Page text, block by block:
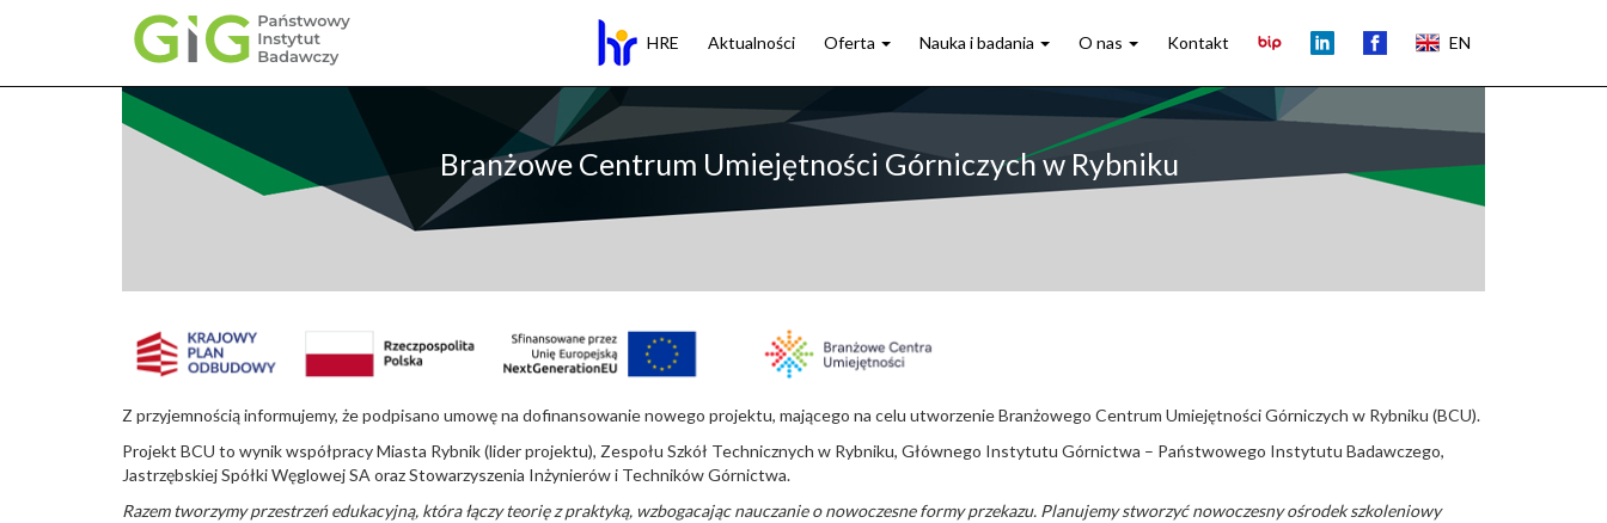
Przejdź
HRE Aktualności Oferta Nauka i badania O nas Kontakt EN
Branżowe Centrum Umiejętności Górniczych w Rybniku
Z przyjemnością informujemy, że podpisano umowę na dofinansowanie nowego projektu, mającego na celu utworzenie Branżowego Centrum Umiejętności Górniczych w Rybniku (BCU).
Projekt BCU to wynik współpracy Miasta Rybnik (lider projektu), Zespołu Szkół Technicznych w Rybniku, Głównego Instytutu Górnictwa – Państwowego Instytutu Badawczego,
Jastrzębskiej Spółki Węglowej SA oraz Stowarzyszenia Inżynierów i Techników Górnictwa.
Razem tworzymy przestrzeń edukacyjną, która łączy teorię z praktyką, wzbogacając nauczanie o nowoczesne formy przekazu. Planujemy stworzyć nowoczesny ośrodek szkoleniowy